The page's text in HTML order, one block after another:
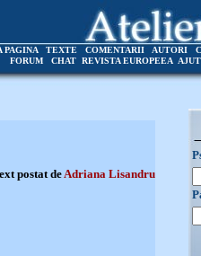
PAGINA TEXTE COMENTARII AUTORI
FORUM
CHAT REVISTA EUROPEEA
postat deAdriana Lisandru